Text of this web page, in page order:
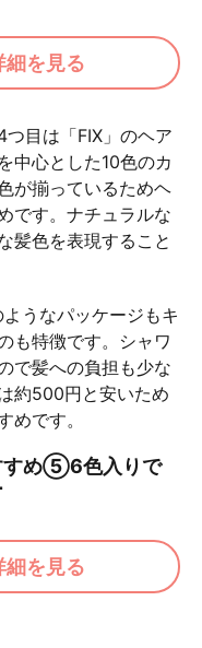
を見る
目は「FIX」のヘア
中心とした10色のカ
が揃っているためヘ
です。ナチュラルな
髪色を表現すること
ようなパッケージもキ
も特徴です。シャワ
で髪への負担も少な
約500円と安いため
めです。
すめ⑤6色入りで
を見る